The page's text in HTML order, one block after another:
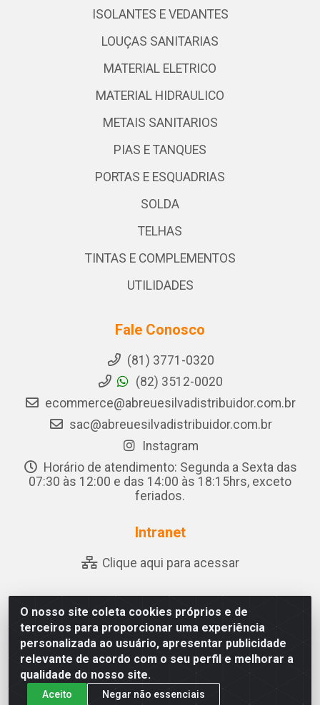
O nosso site coleta cookies próprios e de
terceiros para proporcionar uma experiência
personalizada ao usuário, apresentar publicidade
relevante de acordo com o seu perfil e melhorar a
qualidade do nosso site.
Aceito Negar não essenciais
ISOLANTES E VEDANTES
LOUÇAS SANITARIAS
MATERIAL ELETRICO
MATERIAL HIDRAULICO
METAIS SANITARIOS
PIAS E TANQUES
PORTAS E ESQUADRIAS
SOLDA
TELHAS
TINTAS E COMPLEMENTOS
UTILIDADES
Fale Conosco
(81) 3771-0320
(82) 3512-0020
ecommerce@abreuesilvadistribuidor.com.br
sac@abreuesilvadistribuidor.com.br
Instagram
Horário de atendimento: Segunda a Sexta das
07:30 às 12:00 e das 14:00 às 18:15hrs, exceto
feriados.
Intranet
Clique aqui para acessar
Abreu & Silva - Rua Padre Jose de Souza Leite, 265 - Ariado,
Olho D'Água das Flores/AL - CEP 57.442-000 - CNPJ
04.790.656/0001-06